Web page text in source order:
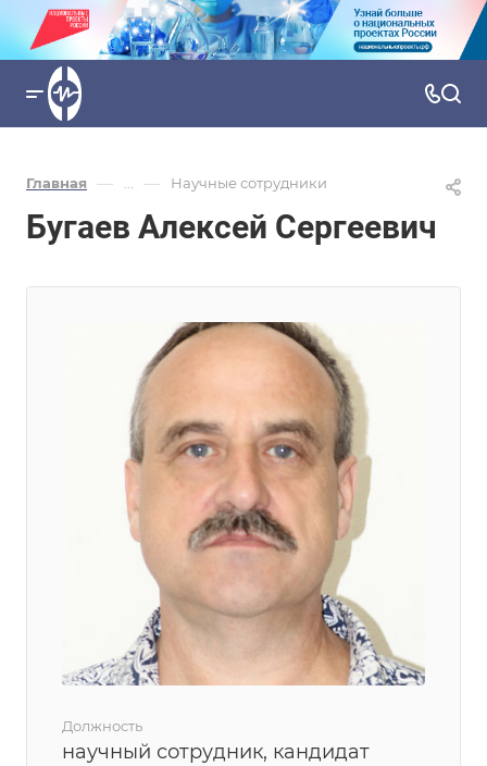
Главная — ... — Научные сотрудники
Бугаев Алексей Сергеевич
Должность
научный сотрудник, кандидат